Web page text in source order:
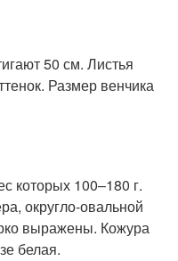
50 см. Листья
Размер венчика
которых 100–180 г.
округло-овальной
выражены. Кожура
белая.